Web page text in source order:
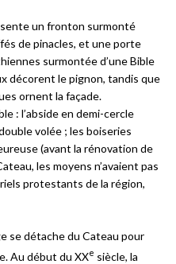
un fronton surmonté
de pinacles, et une porte
surmontée d’une Bible
décorent le pignon, tandis que
ornent la façade.
: l’abside en demi-cercle
volée ; les boiseries
(avant la rénovation de
les moyens n’avaient pas
protestants de la région,
se détache du Cateau pour
Au début du XXe siècle, la